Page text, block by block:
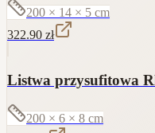
200 × 14 × 5 cm
322.90 zł
Listwa przysufitowa
200 × 6 × 8 cm